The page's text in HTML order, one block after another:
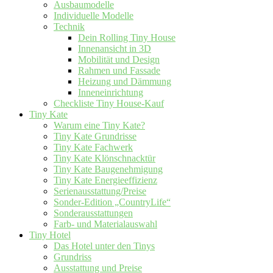
Ausbaumodelle
Individuelle Modelle
Technik
Dein Rolling Tiny House
Innenansicht in 3D
Mobilität und Design
Rahmen und Fassade
Heizung und Dämmung
Inneneinrichtung
Checkliste Tiny House-Kauf
Tiny Kate
Warum eine Tiny Kate?
Tiny Kate Grundrisse
Tiny Kate Fachwerk
Tiny Kate Klönschnacktür
Tiny Kate Baugenehmigung
Tiny Kate Energieeffizienz
Serienausstattung/Preise
Sonder-Edition „CountryLife“
Sonderausstattungen
Farb- und Materialauswahl
Tiny Hotel
Das Hotel unter den Tinys
Grundriss
Ausstattung und Preise